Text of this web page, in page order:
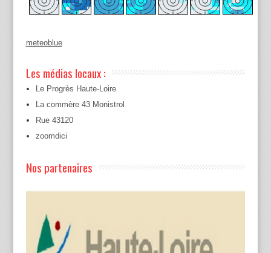
meteoblue
Les médias locaux :
Le Progrès Haute-Loire
La commère 43 Monistrol
Rue 43120
zoomdici
Nos partenaires